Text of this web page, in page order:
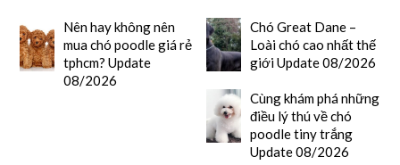
Nên hay không nên
mua chó poodle giá rẻ
tphcm? Update
08/2026
Chó Great Dane –
Loài chó cao nhất thế
giới Update 08/2026
Cùng khám phá những
điều lý thú về chó
poodle tiny trắng
Update 08/2026